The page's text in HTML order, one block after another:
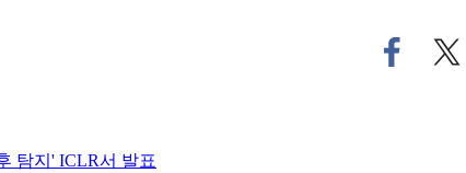
페
이
트
위
탐지' ICLR서 발표